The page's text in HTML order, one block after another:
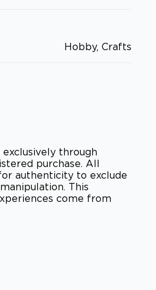
Hobby, Crafts
through
purchase. All
authenticity to exclude
This
come from